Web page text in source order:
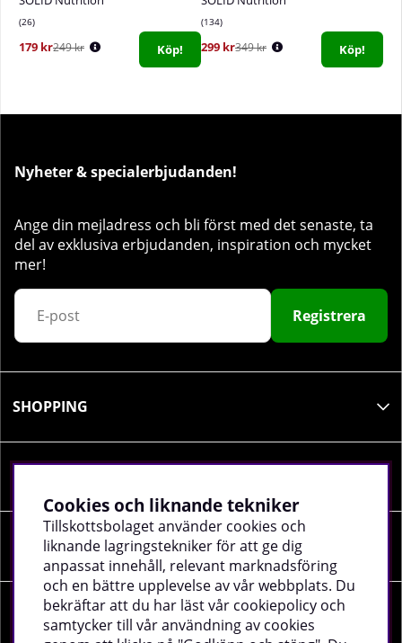
26
179 kr249 kr Köp!
134
299 kr349 kr Köp!
Nyheter & specialerbjudanden!
Ange din mejladress och bli först med det senaste, ta
del av exklusiva erbjudanden, inspiration och mycket
mer!
Registrera
SHOPPING
SOCIALA MEDIER
FÖRETAGSUPPGIFTER
Cookies och liknande tekniker
Tillskottsbolaget använder cookies och
liknande lagringstekniker för att ge dig
anpassat innehåll, relevant marknadsföring
och en bättre upplevelse av vår webbplats. Du
bekräftar att du har läst vår cookiepolicy och
samtycker till vår användning av cookies